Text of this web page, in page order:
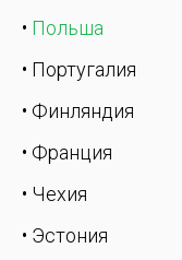
• Польша
• Португалия
• Финляндия
• Франция
• Чехия
• Эстония